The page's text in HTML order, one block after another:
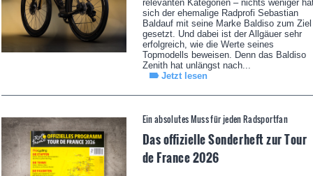
relevanten Kategorien – nichts weniger
sich der ehemalige Radprofi Sebastian
Baldauf mit seine Marke Baldiso zum Ziel
gesetzt. Und dabei ist der Allgäuer sehr
erfolgreich, wie die Werte seines
Topmodells beweisen. Denn das Baldiso
Zenith hat unlängst nach...
Jetzt lesen
Ein absolutes Muss für jeden Radsportfan
Das offizielle Sonderheft zur Tour
de France 2026